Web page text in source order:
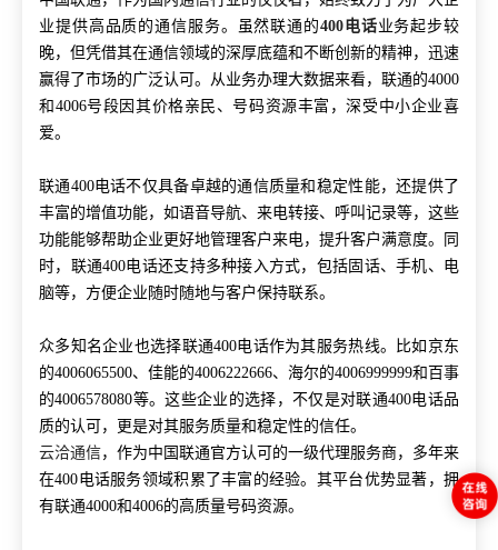
业提供高品质的通信服务。虽然联通的400电话业务起步较
晚，但凭借其在通信领域的深厚底蕴和不断创新的精神，迅速
赢得了市场的广泛认可。从业务办理大数据来看，联通的4000
和4006号段因其价格亲民、号码资源丰富，深受中小企业喜
爱。
联通400电话不仅具备卓越的通信质量和稳定性能，还提供了
丰富的增值功能，如语音导航、来电转接、呼叫记录等，这些
功能能够帮助企业更好地管理客户来电，提升客户满意度。同
时，联通400电话还支持多种接入方式，包括固话、手机、电
脑等，方便企业随时随地与客户保持联系。
众多知名企业也选择联通400电话作为其服务热线。比如京东
的4006065500、佳能的4006222666、海尔的4006999999和百事
的4006578080等。这些企业的选择，不仅是对联通400电话品
质的认可，更是对其服务质量和稳定性的信任。
云洽通信，作为中国联通官方认可的一级代理服务商，多年来
在400电话服务领域积累了丰富的经验。其平台优势显著，拥
有联通4000和4006的高质量号码资源。